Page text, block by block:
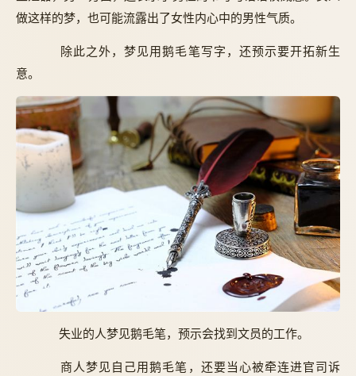
做这样的梦，也可能流露出了女性内心中的男性气质。
除此之外，梦见用鹅毛笔写字，还预示要开拓新生
意。
失业的人梦见鹅毛笔，预示会找到文员的工作。
商人梦见自己用鹅毛笔，还要当心被牵连进官司诉